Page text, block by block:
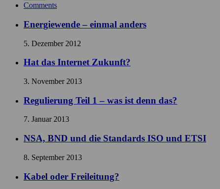
Comments
Energiewende – einmal anders
5. Dezember 2012
Hat das Internet Zukunft?
3. November 2013
Regulierung Teil 1 – was ist denn das?
7. Januar 2013
NSA, BND und die Standards ISO und ETSI
8. September 2013
Kabel oder Freileitung?